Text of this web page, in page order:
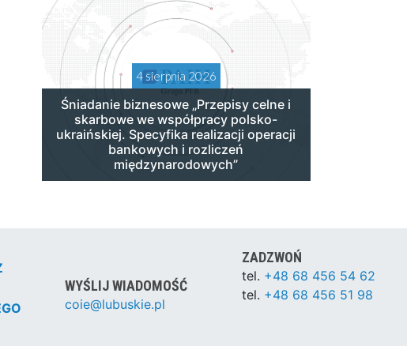
4 sierpnia 2026
Śniadanie biznesowe „Przepisy celne i
skarbowe we współpracy polsko-
ukraińskiej. Specyfika realizacji operacji
bankowych i rozliczeń
międzynarodowych”
WYŚLIJ WIADOMOŚĆ
coie@lubuskie.pl
ZADZWOŃ
tel. +48 68 456 54 62
tel. +48 68 456 51 98